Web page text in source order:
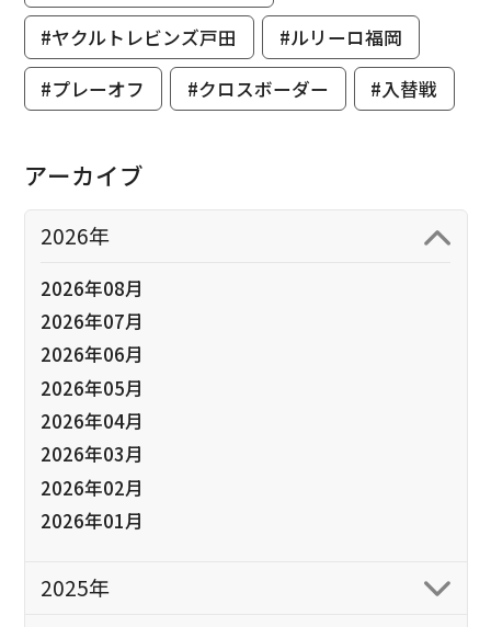
#ヤクルトレビンズ戸田
#ルリーロ福岡
#プレーオフ
#クロスボーダー #入替戦
アーカイブ
2026年
2026年08月
2026年07月
2026年06月
2026年05月
2026年04月
2026年03月
2026年02月
2026年01月
2025年